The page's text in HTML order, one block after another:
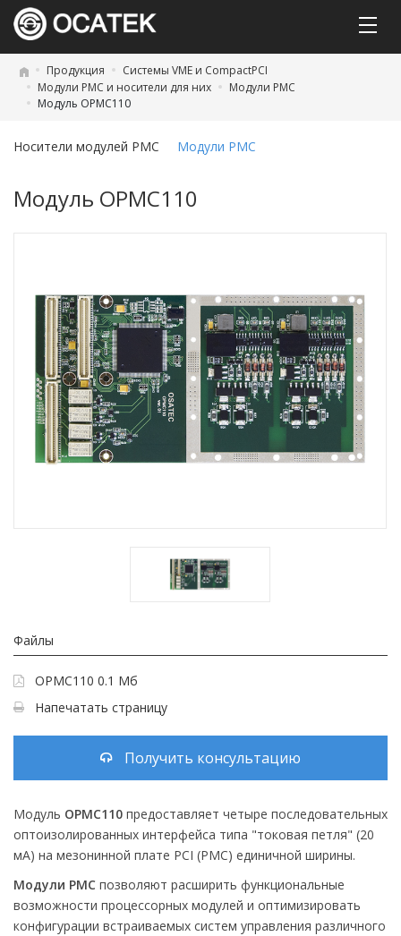
Продукция
Системы VME и CompactPCI
Модули PMC и носители для них
Модули PMC
Модуль OPMC110
Носители модулей PMC Модули PMC
Модуль OPMC110
Файлы
OPMC110 0.1 Мб
Напечатать страницу
Получить консультацию
Модуль OPMC110 предоставляет четыре последовательных
оптоизолированных интерфейса типа "токовая петля" (20
мА) на мезонинной плате PCI (PMC) единичной ширины.
Модули PMC позволяют расширить функциональные
возможности процессорных модулей и оптимизировать
конфигурации встраиваемых систем управления различного